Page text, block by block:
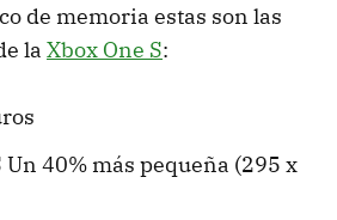
de memoria estas son las
la Xbox One S:
Un 40% más pequeña (295 x